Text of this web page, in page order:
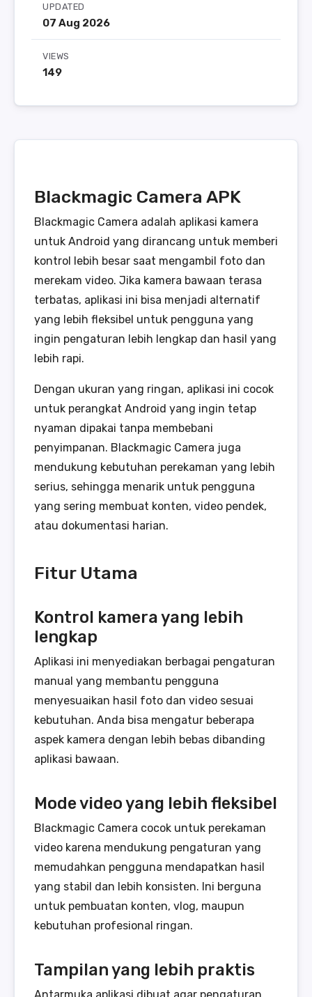
UPDATED
07 Aug 2026
VIEWS
149
Blackmagic Camera APK
Blackmagic Camera adalah aplikasi kamera
untuk Android yang dirancang untuk memberi
kontrol lebih besar saat mengambil foto dan
merekam video. Jika kamera bawaan terasa
terbatas, aplikasi ini bisa menjadi alternatif
yang lebih fleksibel untuk pengguna yang
ingin pengaturan lebih lengkap dan hasil yang
lebih rapi.
Dengan ukuran yang ringan, aplikasi ini cocok
untuk perangkat Android yang ingin tetap
nyaman dipakai tanpa membebani
penyimpanan. Blackmagic Camera juga
mendukung kebutuhan perekaman yang lebih
serius, sehingga menarik untuk pengguna
yang sering membuat konten, video pendek,
atau dokumentasi harian.
Fitur Utama
Kontrol kamera yang lebih
lengkap
Aplikasi ini menyediakan berbagai pengaturan
manual yang membantu pengguna
menyesuaikan hasil foto dan video sesuai
kebutuhan. Anda bisa mengatur beberapa
aspek kamera dengan lebih bebas dibanding
aplikasi bawaan.
Mode video yang lebih fleksibel
Blackmagic Camera cocok untuk perekaman
video karena mendukung pengaturan yang
memudahkan pengguna mendapatkan hasil
yang stabil dan lebih konsisten. Ini berguna
untuk pembuatan konten, vlog, maupun
kebutuhan profesional ringan.
Tampilan yang lebih praktis